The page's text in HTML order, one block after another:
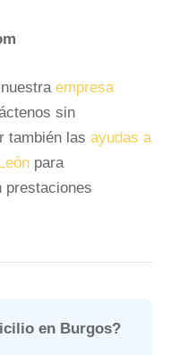
empresa
sin
también las ayudas a
para
prestaciones
en Burgos?